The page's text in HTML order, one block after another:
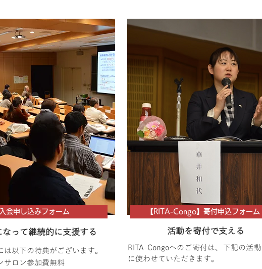
入会申し込みフォーム
なって継続的に支援する
は以下の特典がございます。
サロン参加費無料
【RITA-Congo】寄付申込フォーム
活動を寄付で支える
RITA-Congoへのご寄付は、下記の活
に使わせていただきます。